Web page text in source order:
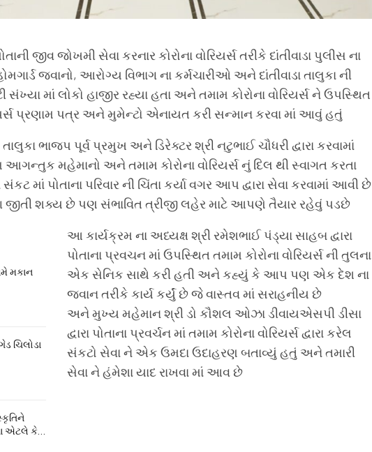
જીવ જોખમી સેવા કરનાર કોરોના વોરિયર્સ તરીકે દાંતીવાડા પુલીસ ના
જવાનો, આરોગ્ય વિભાગ ના કર્મચારીઓ અને દાંતીવાડા તાલુકા ની
માં લોકો હાજીર રહ્યા હતા અને તમામ કોરોના વોરિયર્સ ને ઉપસ્થિત
પ્રણામ પત્ર અને મુમેન્ટો એનાયત કરી સન્માન કરવા માં આવું હતું
ભાજપ પૂર્વ પ્રમુખ અને ડિરેક્ટર શ્રી નટુભાઈ ચૌધરી દ્વારા કરવામાં
મહેમાનો અને તમામ કોરોના વોરિયર્સ નું દિલ થી સ્વાગત કરતા
માં પોતાના પરિવાર ની ચિંતા કર્યા વગર આપ દ્વારા સેવા કરવામાં આવી છે
શક્ય છે પણ સંભાવિત ત્રીજી લહેર માટે આપણે તૈયાર રહેવું પડછે
મકાન
ચિલોડા
એટલે કે‌…
આ કાર્યક્રમ ના અધ્યક્ષ શ્રી રમેશભાઈ પંડ્યા સાહબ દ્વારા
પોતાના પ્રવચન માં ઉપસ્થિત તમામ કોરોના વોરિયર્સ ની તુલના
એક સેનિક સાથે કરી હતી અને કહ્યું કે આપ પણ એક દેશ ના
જવાન તરીકે કાર્ય કર્યું છે જે વાસ્તવ માં સરાહનીય છે
અને મુખ્ય મહેમાન શ્રી ડો કૌશલ ઓઝા ડીવાયએસપી ડીસા
દ્વારા પોતાના પ્રવર્ચન માં તમામ કોરોના વોરિયર્સ દ્વારા કરેલ
સંકટો સેવા ને એક ઉમદા ઉદાહરણ બતાવ્યું હતું અને તમારી
સેવા ને હંમેશા યાદ રાખવા માં આવ છે